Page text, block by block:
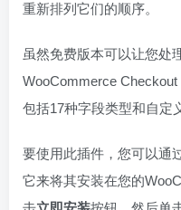
重新排列它们的顺序。
虽然免费版本可以让您处
WooCommerce
包括17种字段类型和自定
要使用此插件，您可以通
它来将其安装在您的